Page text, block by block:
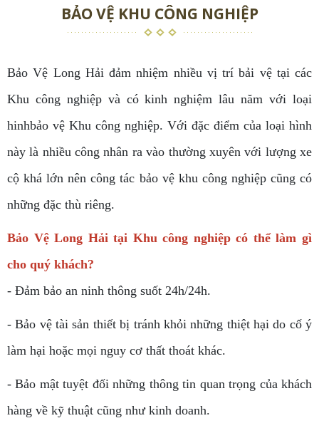
BẢO VỆ KHU CÔNG NGHIỆP
Bảo Vệ Long Hải đảm nhiệm nhiều vị trí bải vệ tại các
Khu công nghiệp và có kinh nghiệm lâu năm với loại
hinhbảo vệ Khu công nghiệp. Với đặc điểm của loại hình
này là nhiều công nhân ra vào thường xuyên với lượng xe
cộ khá lớn nên công tác bảo vệ khu công nghiệp cũng có
những đặc thù riêng.
Bảo Vệ Long Hải tại Khu công nghiệp có thể làm gì
cho quý khách?
- Đảm bảo an ninh thông suốt 24h/24h.
- Bảo vệ tài sản thiết bị tránh khỏi những thiệt hại do cố ý
làm hại hoặc mọi nguy cơ thất thoát khác.
- Bảo mật tuyệt đối những thông tin quan trọng của khách
hàng về kỹ thuật cũng như kinh doanh.